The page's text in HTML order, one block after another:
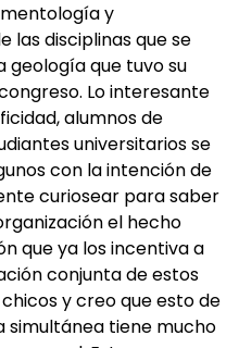
y
las disciplinas que se
geología que tuvo su
Lo interesante
alumnos de
universitarios se
con la intención de
curiosear para saber
el hecho
que ya los incentiva a
conjunta de estos
y creo que esto de
simultánea tiene mucho